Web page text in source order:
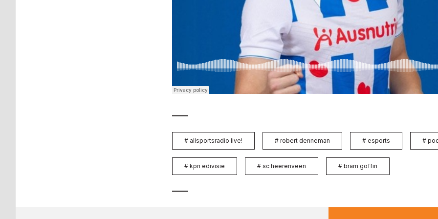
# allsportsradio live! # robert denneman # esports #
# kpn edivisie # sc heerenveen # bram goffin